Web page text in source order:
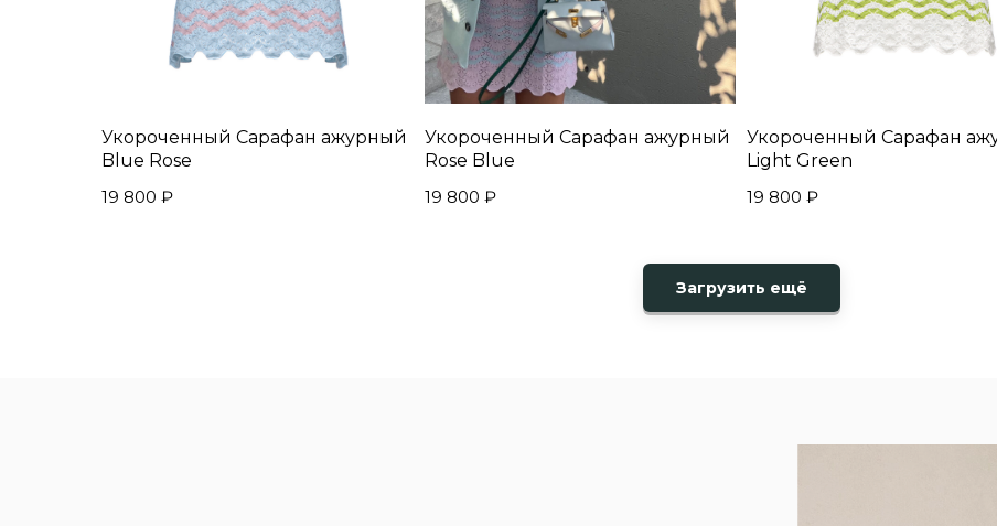
Укороченный Сарафан ажурный
Blue Rose
19 800 ₽
Укороченный Сарафан ажурный
Rose Blue
19 800 ₽
Укороченный Сарафан
Light Green
19 800 ₽
Загрузить ещё